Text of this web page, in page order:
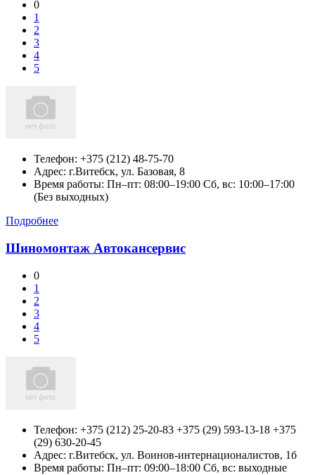
0
1
2
3
4
5
Телефон: +375 (212) 48-75-70
Адрес: г.Витебск, ул. Базовая, 8
Время работы: Пн–пт: 08:00–19:00 Сб, вс: 10:00–17:00
(Без выходных)
Подробнее
Шиномонтаж Автокансервис
0
1
2
3
4
5
Телефон: +375 (212) 25-20-83 +375 (29) 593-13-18 +375
(29) 630-20-45
Адрес: г.Витебск, ул. Воинов-интернационалистов, 1б
Время работы: Пн–пт: 09:00–18:00 Сб, вс: выходные